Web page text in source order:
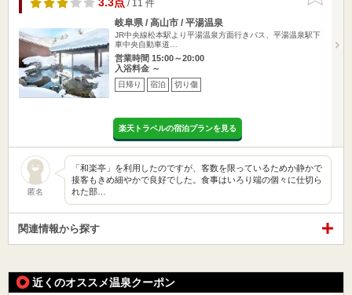
3.3点/ 11 件
岐阜県 / 高山市 / 平湯温泉
JR中央線松本駅より平湯温泉方面行きバス、平湯温泉駅下
車中央自動車道…
営業時間 15:00～20:00
入浴料金 ～
日帰り 宿泊 切り傷
楽天トラベルの宿泊プランを見る
匿名
「和楽亭」を利用したのですが、客数を限っているためか静かで
接客もきめ細やかで良好でした。食事はいろり端の個々に仕切ら
れた部…
関連情報から探す
近くのオススメ温泉クーポン